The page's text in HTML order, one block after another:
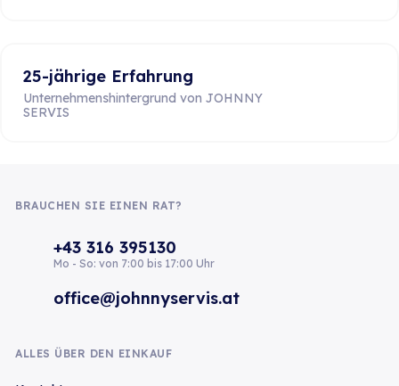
25-jährige Erfahrung
Unternehmenshintergrund von JOHNNY
SERVIS
BRAUCHEN SIE EINEN RAT?
+43 316 395130
Mo - So: von 7:00 bis 17:00 Uhr
office@johnnyservis.at
ALLES ÜBER DEN EINKAUF